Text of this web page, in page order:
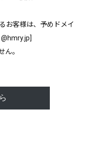
お客様は、予めドメイ
ん。